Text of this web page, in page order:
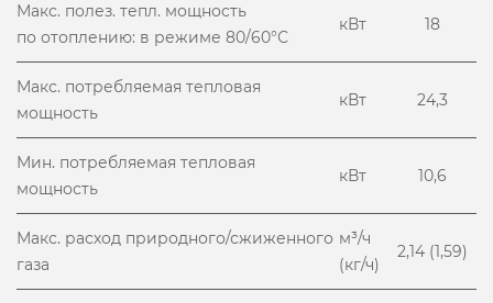
Макс. полез. тепл. мощность
по отоплению: в режиме 80/60°С
кВт 18
Макс. потребляемая тепловая
мощность
кВт 24,3
Мин. потребляемая тепловая
мощность
кВт 10,6
Макс. расход природного/сжиженного
газа
м³/ч
(кг/ч)
2,14 (1,59)